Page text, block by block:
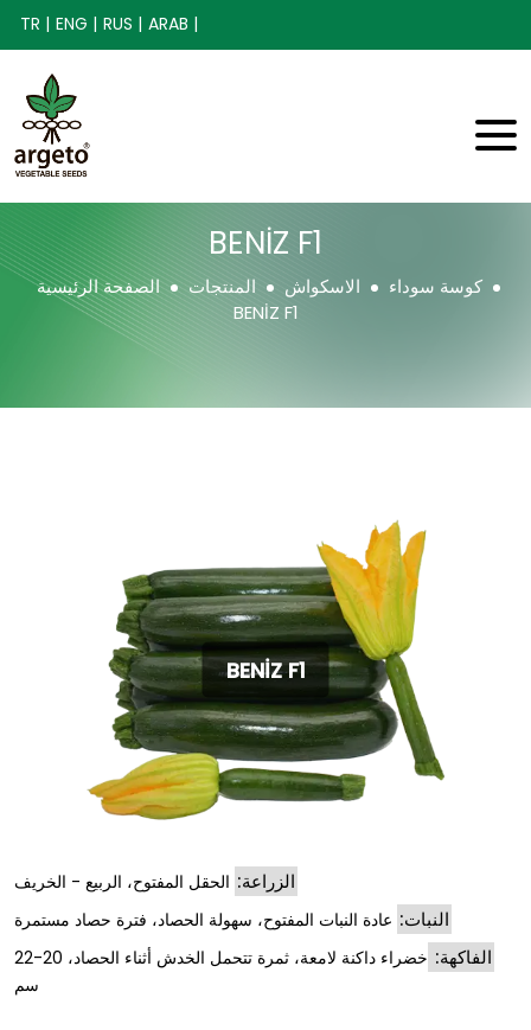
TR | ENG | RUS | ARAB |
BENİZ F1
الصفحة الرئيسية المنتجات الاسكواش
كوسة سوداء
BENİZ F1
BENİZ F1
الزراعة: الحقل المفتوح، الربيع - الخريف
النبات: عادة النبات المفتوح، سهولة الحصاد، فترة حصاد مستمرة
الفاكهة:
خضراء داكنة لامعة، ثمرة تتحمل الخدش أثناء الحصاد، 20-22
سم